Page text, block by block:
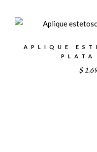
APLIQUE
PLATA
$